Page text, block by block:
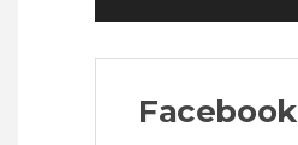
Facebook